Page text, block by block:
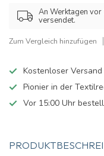
An Werktagen
versendet.
Zum Vergleich hinzufügen
Kostenloser
Pionier in der
Vor 15:00 Uhr